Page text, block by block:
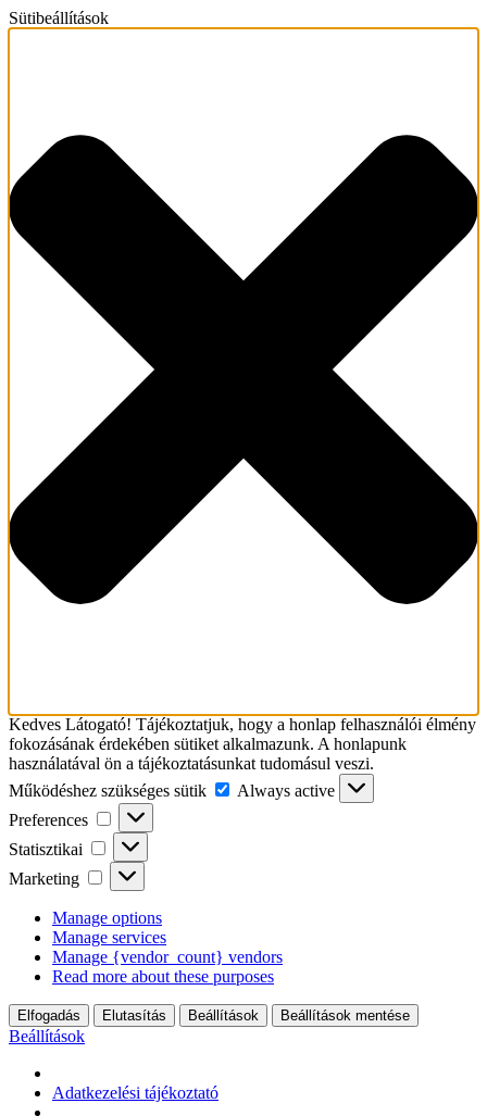
Sütibeállítások
Kedves Látogató! Tájékoztatjuk, hogy a honlap felhasználói élmény
fokozásának érdekében sütiket alkalmazunk. A honlapunk
használatával ön a tájékoztatásunkat tudomásul veszi.
Működéshez szükséges sütik
Működéshez
szükséges
Always active
Preferences
Preferences
Statisztikai Statisztikai
Marketing Marketing
Manage options
Manage services
Manage {vendor_count} vendors
Read more about these purposes
Elfogadás Elutasítás Beállítások Beállítások mentése
Beállítások
Adatkezelési tájékoztató